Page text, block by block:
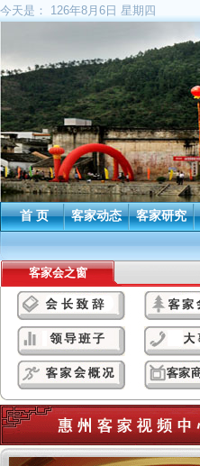
今天是： 126年8月6日 星期四
首 页 客家动态 客家研究
客家会之窗